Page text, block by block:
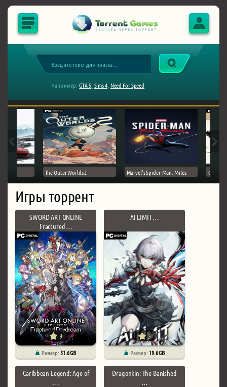
Например: GTA 5, Sims 4, Need For Speed
The Outer Worlds 2 Marvel's Spider-Man: Miles Ghost
Игры торрент
SWORD ART ONLINE
Fractured …
9
Размер:51.6 GB
AI LIMIT …
5
Размер: 19.6 GB
Caribbean Legend: Age of
…
Dragonkin: The Banished
…